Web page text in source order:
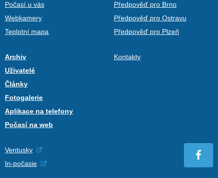
Počasí u vás
Webkamery
Teplotní mapa
Předpověď pro Brno
Předpověď pro Ostravu
Předpověď pro Plzeň
Archiv
Uživatelé
Články
Fotogalerie
Aplikace na telefony
Počasí na web
Kontakty
Ventusky
In-počasie